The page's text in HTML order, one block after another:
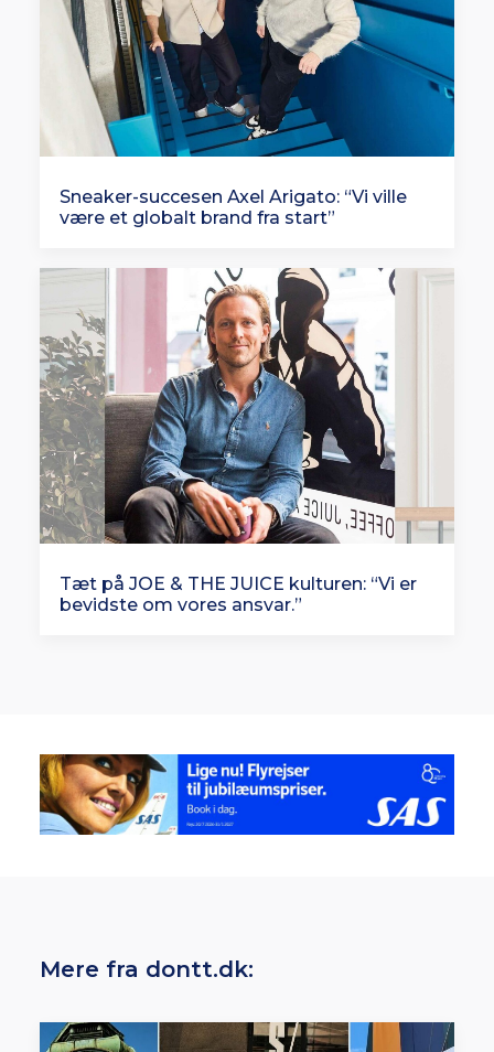
Sneaker-succesen Axel Arigato: “Vi ville
være et globalt brand fra start”
Tæt på JOE & THE JUICE kulturen: “Vi er
bevidste om vores ansvar.”
Mere fra dontt.dk: